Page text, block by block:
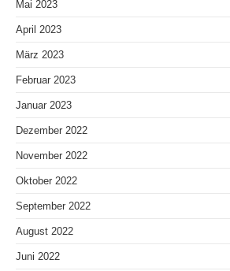
Mai 2023
April 2023
März 2023
Februar 2023
Januar 2023
Dezember 2022
November 2022
Oktober 2022
September 2022
August 2022
Juni 2022